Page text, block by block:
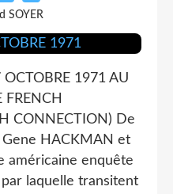
SOYER
1971 AU
FRENCH
CONNECTION) De
HACKMAN et
américaine enquête
laquelle transitent